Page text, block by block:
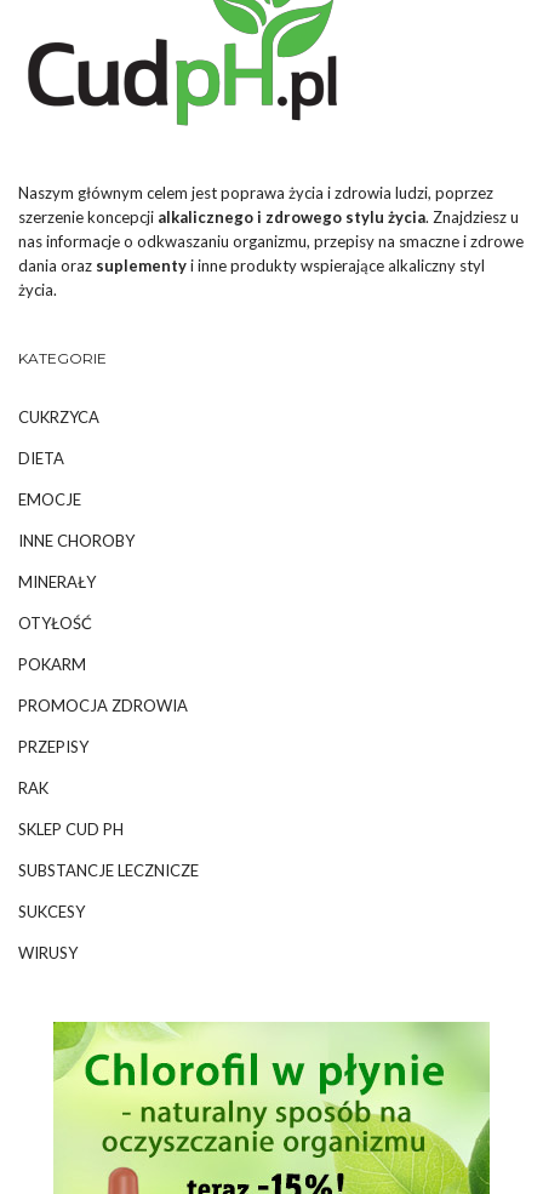
Naszym głównym celem jest poprawa życia i zdrowia ludzi, poprzez
szerzenie koncepcji alkalicznego i zdrowego stylu życia. Znajdziesz u
nas informacje o odkwaszaniu organizmu, przepisy na smaczne i zdrowe
dania oraz suplementyi inne produkty wspierające alkaliczny styl
życia.
KATEGORIE
CUKRZYCA
DIETA
EMOCJE
INNE CHOROBY
MINERAŁY
OTYŁOŚĆ
POKARM
PROMOCJA ZDROWIA
PRZEPISY
RAK
SKLEP CUD PH
SUBSTANCJE LECZNICZE
SUKCESY
WIRUSY